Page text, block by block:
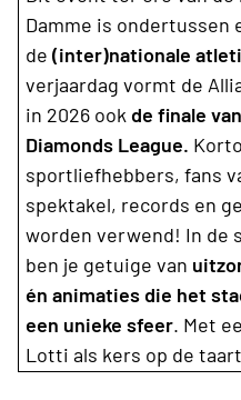
Damme is ondertussen
de (inter)nationale
verjaardag vormt de
in 2026 ook de finale
Diamonds League.
sportliefhebbers, fans
spektakel, records en
worden verwend! In de
ben je getuige van
én animaties die het
een unieke sfeer. Met
Lotti als kers op de